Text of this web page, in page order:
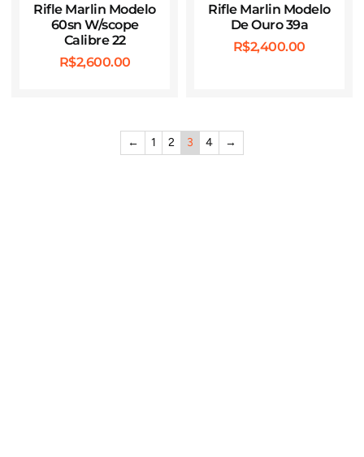
Rifle Marlin Modelo
60sn W/scope
Calibre 22
R$2,600.00
Rifle Marlin Modelo
De Ouro 39a
R$2,400.00
← 1 2 3 4 →